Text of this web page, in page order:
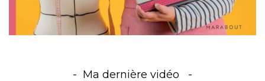
Ma dernière vidéo